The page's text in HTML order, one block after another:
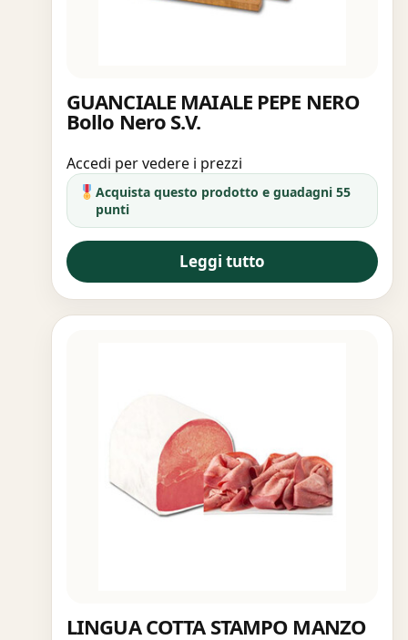
GUANCIALE MAIALE PEPE NERO
Bollo Nero S.V.
Accedi per vedere i prezzi
Acquista questo prodotto e guadagni 55
punti
Leggi tutto
LINGUA COTTA STAMPO MANZO